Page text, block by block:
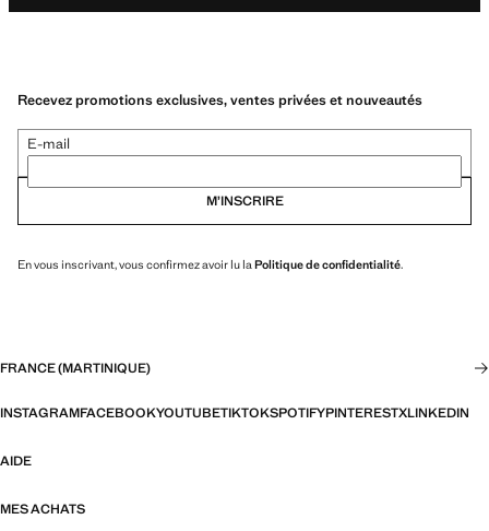
Recevez promotions exclusives, ventes privées et nouveautés
E-mail
M’INSCRIRE
En vous inscrivant, vous confirmez avoir lu la Politique de confidentialité.
FRANCE (MARTINIQUE)
INSTAGRAMFACEBOOKYOUTUBETIKTOKSPOTIFYPINTERESTXLINKEDIN
AIDE
MES ACHATS